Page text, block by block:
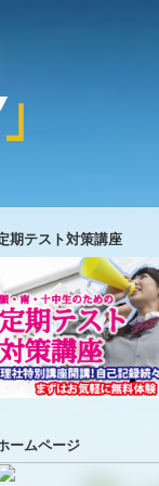
期テスト対策講座
ームページ